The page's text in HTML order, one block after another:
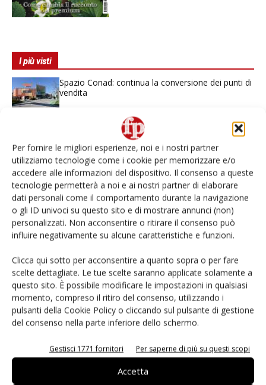
Per fornire le migliori esperienze, noi e i nostri partner
utilizziamo tecnologie come i cookie per memorizzare e/o
accedere alle informazioni del dispositivo. Il consenso a queste
tecnologie permetterà a noi e ai nostri partner di elaborare
dati personali come il comportamento durante la navigazione
o gli ID univoci su questo sito e di mostrare annunci (non)
personalizzati. Non acconsentire o ritirare il consenso può
influire negativamente su alcune caratteristiche e funzioni.
Clicca qui sotto per acconsentire a quanto sopra o per fare
scelte dettagliate. Le tue scelte saranno applicate solamente a
questo sito. È possibile modificare le impostazioni in qualsiasi
momento, compreso il ritiro del consenso, utilizzando i
pulsanti della Cookie Policy o cliccando sul pulsante di gestione
del consenso nella parte inferiore dello schermo.
Gestisci 1771 fornitori Per saperne di più su questi scopi
Accetta
I più visti
Spazio Conad: continua la conversione dei punti di
vendita
Non è una susina: è Metis… e può rivoluzionare la
Andamento prezzi ortofrutta in Italia al 27 luglio
2026
Leonardo Odorizzi: “Dobbiamo creare stupore nel
punto di vendita” #vocidellortofrutta
Known-You Seed Europa e Consorzio Dolce
Passione puntano sull’innovazione del cocomero